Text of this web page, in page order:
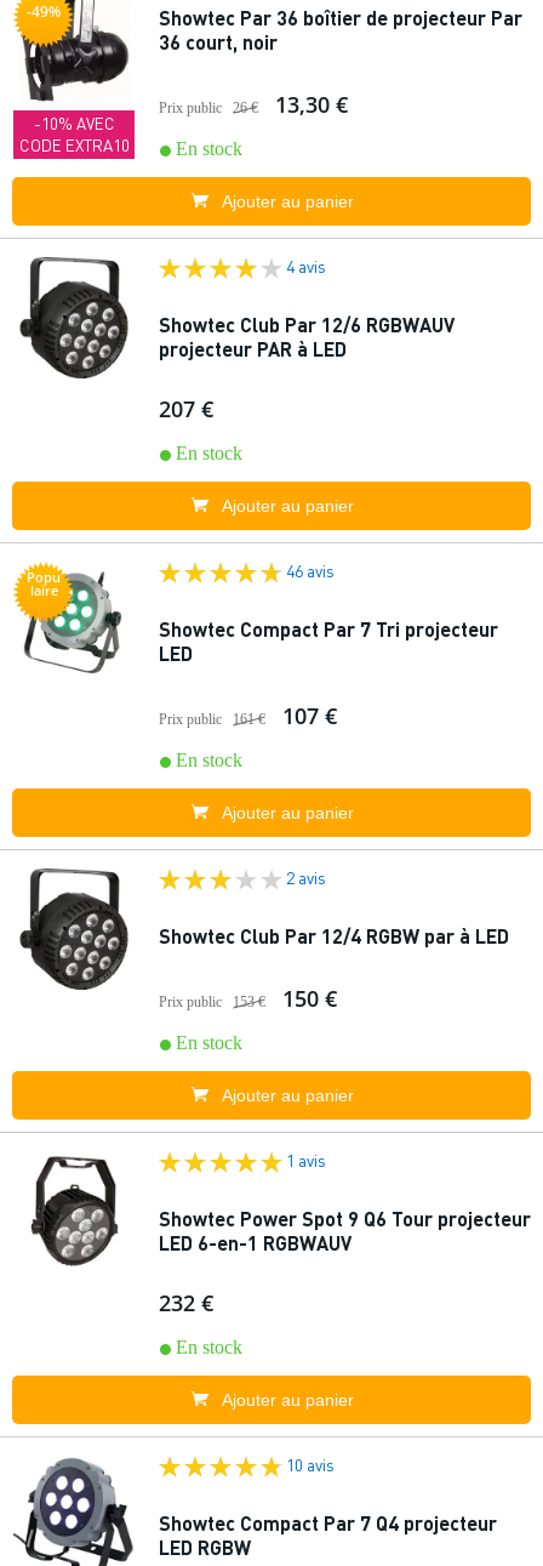
-49%
-10% AVEC
CODE EXTRA10
Showtec Par 36 boîtier de projecteur Par
36 court, noir
Prix public 26 € 13,30 €
En stock
Ajouter au panier
4 avis
Showtec Club Par 12/6 RGBWAUV
projecteur PAR à LED
207 €
En stock
Ajouter au panier
Popu
laire
46 avis
Showtec Compact Par 7 Tri projecteur
LED
Prix public 161 € 107 €
En stock
Ajouter au panier
2 avis
Showtec Club Par 12/4 RGBW par à LED
Prix public 153 € 150 €
En stock
Ajouter au panier
1 avis
Showtec Power Spot 9 Q6 Tour projecteur
LED 6-en-1 RGBWAUV
232 €
En stock
Ajouter au panier
10 avis
Showtec Compact Par 7 Q4 projecteur
LED RGBW